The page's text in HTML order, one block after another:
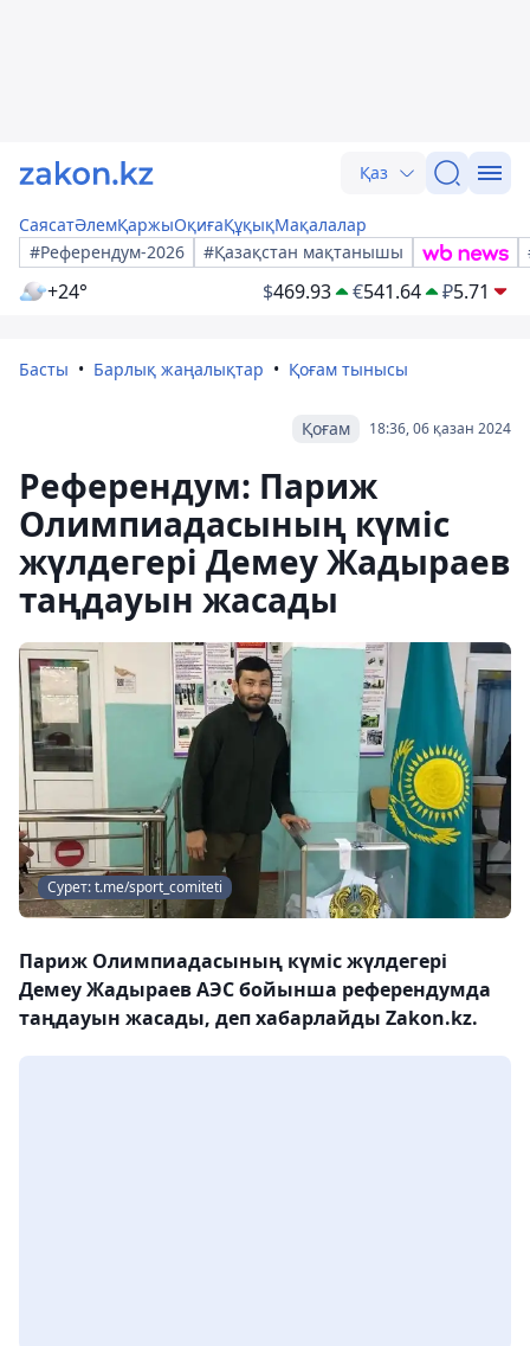
Қаз
СаясатӘлемҚаржыОқиғаҚұқықМақалалар
#Референдум-2026
#Қазақстан мақтанышы
+24° $469.93 €541.64 ₽5.71
Басты Барлық жаңалықтар Қоғам тынысы
18:36, 06 қазан 2024
Қоғам
Референдум: Париж
Олимпиадасының күміс
жүлдегері Демеу Жадыраев
таңдауын жасады
Сурет: t.me/sport_comiteti
Париж Олимпиадасының күміс жүлдегері
Демеу Жадыраев АЭС бойынша референдумда
таңдауын жасады, деп хабарлайды Zakon.kz.